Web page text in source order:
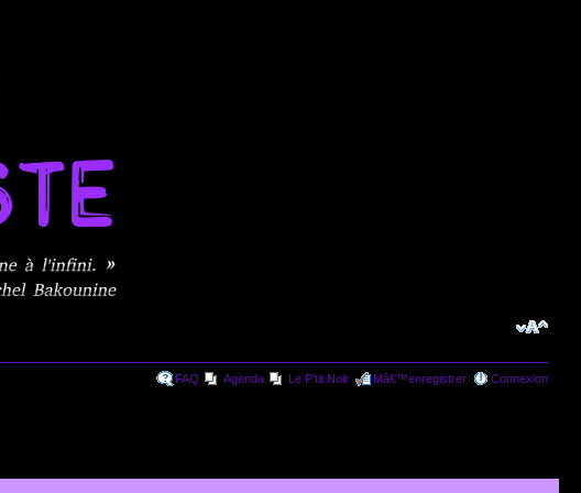
FAQ Agenda Le P'tit Noir Mâ€™enregistrer Connexion